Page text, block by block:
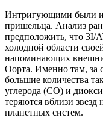
Интригующими были и
пришельца. Анализ
предположить, что 3I/
холодной области
напоминающих
Оорта. Именно там, за
большие количества
углерода (CO) и
теряются вблизи
планетных систем.